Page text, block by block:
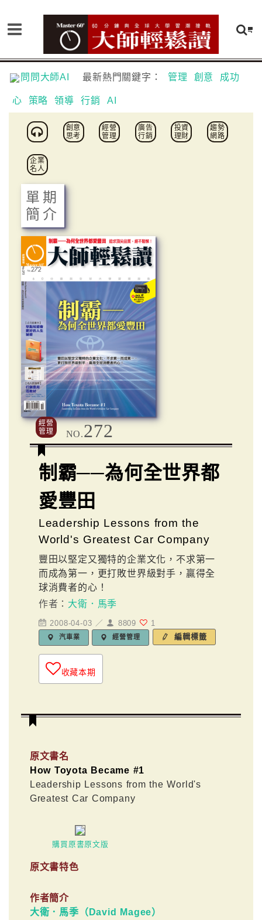
問問大師AI 最新熱門關鍵字： 管理 創意 成功
心 策略 領導 行銷 AI
創意
思考
經營
管理
廣告
行銷
投資
理財
趨勢
網路
企業
名人
單期
簡介
經營
管理
NO.272
制霸──為何全世界都
愛豐田
Leadership Lessons from the
World's Greatest Car Company
豐田以堅定又獨特的企業文化，不求第一
而成為第一，更打敗世界級對手，贏得全
球消費者的心！
作者： 大衛．馬季
2008-04-03 ／ 8809 1
汽車業 經營管理 編輯標籤
收藏本期
原文書名
How Toyota Became #1
Leadership Lessons from the World's
Greatest Car Company
購買原書原文版
原文書特色
作者簡介
大衛．馬季（David Magee）